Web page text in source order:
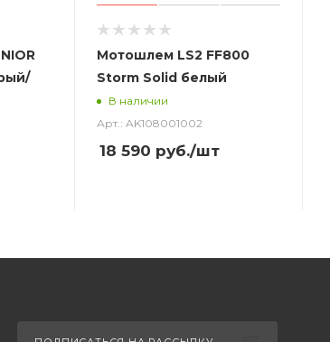
Мотошлем LS2 FF800
Storm Solid белый
В наличии
Арт.: AK108001002
18 590 руб./шт